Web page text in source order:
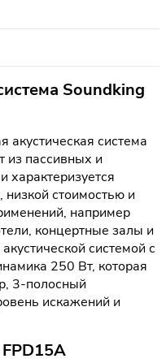
Soundking
акустическая система
из пассивных и
характеризуется
стоимостью и
например
концертные залы и
системой с
250 Вт, которая
3-полосный
искажений и